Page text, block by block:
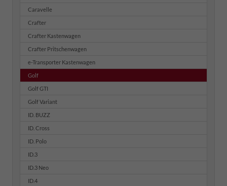
Caravelle
Crafter
Crafter Kastenwagen
Crafter Pritschenwagen
e-Transporter Kastenwagen
Golf
Golf GTI
Golf Variant
ID. BUZZ
ID. Cross
ID. Polo
ID.3
ID.3 Neo
ID.4